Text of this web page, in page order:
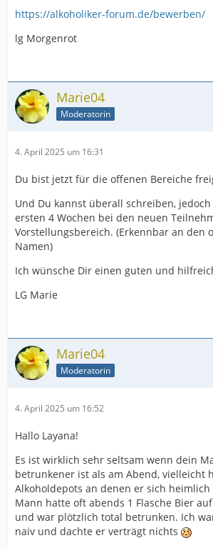
https://alkoholiker-forum.de/bewerben/
lg Morgenrot
Marie04
Moderatorin
4. April 2025 um 16:31
Du bist jetzt für die offenen Bereiche
Und Du kannst überall schreiben,
ersten 4 Wochen bei den neuen
Vorstellungsbereich. (Erkennbar an den
Namen)
Ich wünsche Dir einen guten und
LG Marie
Marie04
Moderatorin
4. April 2025 um 16:52
Hallo Layana!
Es ist wirklich sehr seltsam wenn dein
betrunkener ist als am Abend, vielleicht
Alkoholdepots an denen er sich
Mann hatte oft abends 1 Flasche Bier
und war plötzlich total betrunken. Ich
naiv und dachte er verträgt nichts